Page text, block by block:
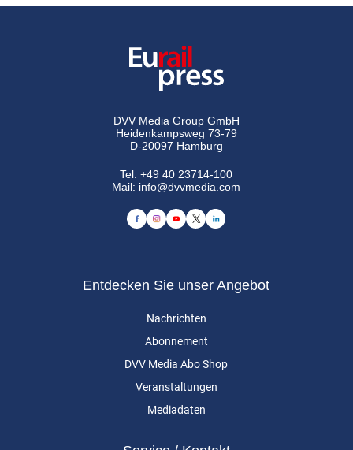
DVV Media Group GmbH
Heidenkampsweg 73-79
D-20097 Hamburg
Tel:+49 40 23714-100
Mail: info@dvvmedia.com
Entdecken Sie unser Angebot
Nachrichten
Abonnement
DVV Media Abo Shop
Veranstaltungen
Mediadaten